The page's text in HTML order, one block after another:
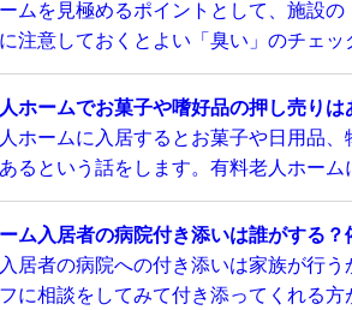
ムを見極めるポイントとして、施設
注意しておくとよい「臭い」のチェッ
ホームでお菓子や嗜好品の押し売りは
ホームに入居するとお菓子や日用品
るという話をします。有料老人ホーム
ム入居者の病院付き添いは誰がする？
居者の病院への付き添いは家族が行
に相談をしてみて付き添ってくれる方